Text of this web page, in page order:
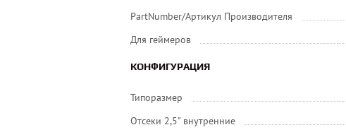
PartNumber/Артикул Производителя
Для геймеров
КОНФИГУРАЦИЯ
Типоразмер
Отсеки 2,5" внутренние